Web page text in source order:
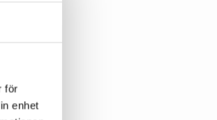
för
enhet